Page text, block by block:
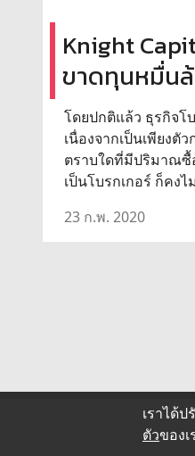
Knight
ขาดทุนหมื่นล้
โดยปกติแล้ว ธุรกิจโ
เนื่องจากเป็นเพียงตั
ตราบใดที่มีปริมาณซื้
เป็นโบรกเกอร์ ก็คง
23 ก.พ. 2020
เราได้
ตัวของ